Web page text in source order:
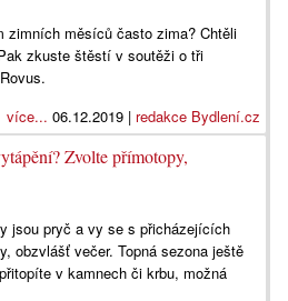
zimních měsíců často zima? Chtěli
zkuste štěstí v soutěži o tři
více... 06.12.2019 | redakce Bydlení.cz
Zvolte přímotopy,
jsou pryč a vy se s přicházejících
obzvlášť večer. Topná sezona ještě
v kamnech či krbu, možná